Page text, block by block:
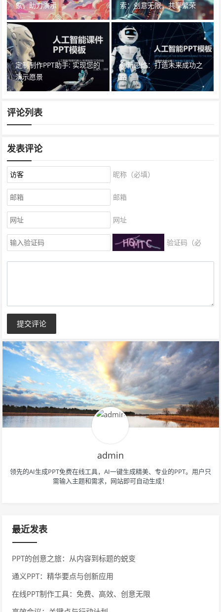
象，助力演示 索：创意无限，共享繁荣
定制制作PPT助手: 实现您的
演示愿景
创新思维：打造未来成功之
路
评论列表
发表评论
昵称（必填）
邮箱
网址
验证码（必
填）
提交评论
admin
领先的AI生成PPT免费在线工具，AI一键生成精美、专业的PPT。用户只
需输入主题和需求，网站即可自动生成！
最近发表
PPT的创意之旅：从内容到标题的蜕变
通义PPT：精华要点与创新应用
在线PPT制作工具：免费、高效、创意无限